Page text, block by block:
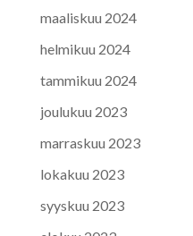
maaliskuu 2024
helmikuu 2024
tammikuu 2024
joulukuu 2023
marraskuu 2023
lokakuu 2023
syyskuu 2023